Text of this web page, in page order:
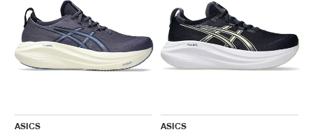
ASICS
ASICS